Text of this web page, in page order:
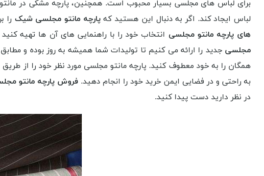
برای لباس های مجلسی بسیار محبوب است. همچنین، پارچه مشکی در
لباس ایجاد کند. اگر به دنبال این هستید که پارچه مانتو مجلسی شیک را
های پارچه مانتو مجلسی انتخاب خود را با راهنمایی های آن ها تهیه
مجلسی جدید را ارائه می کنیم تا تولیدات شما همیشه به روز بوده و
همگان را به خود معطوف کنید. پارچه مانتو مجلسی مورد نظر خود را از
به راحتی و در فضایی ایمن خرید خود را انجام دهید. فروش پارچه مانتو
در نظر دارید دست پیدا کنید.